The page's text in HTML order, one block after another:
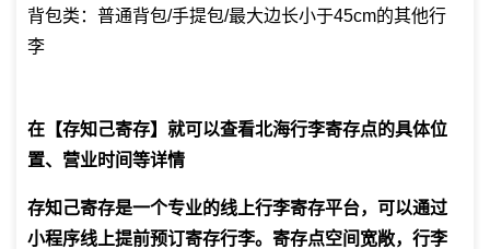
背包类：普通背包/手提包/最大边长小于45cm的其他行
李
在【存知己寄存】就可以查看北海行李寄存点的具体位
置、营业时间等详情
存知己寄存是一个专业的线上行李寄存平台，可以通过
小程序线上提前预订寄存行李。寄存点空间宽敞，行李